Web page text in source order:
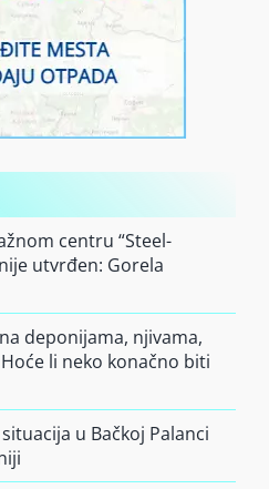
centru “Steel-
utvrđen: Gorela
deponijama, njivama,
li neko konačno biti
u Bačkoj Palanci